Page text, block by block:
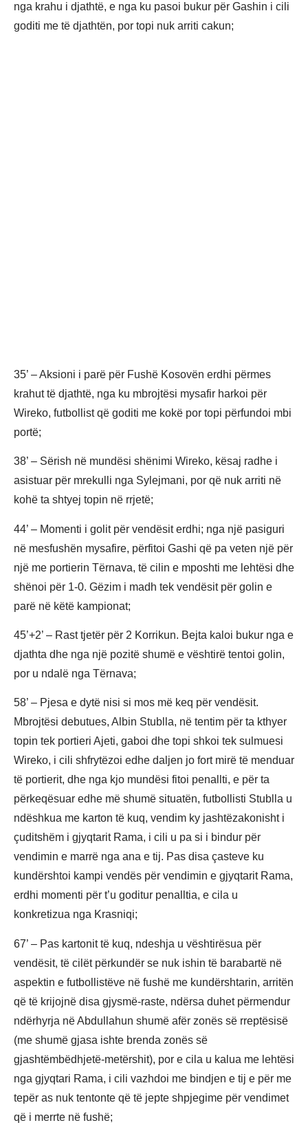
nga krahu i djathtë, e nga ku pasoi bukur për Gashin i cili
goditi me të djathtën, por topi nuk arriti cakun;
35’ – Aksioni i parë për Fushë Kosovën erdhi përmes
krahut të djathtë, nga ku mbrojtësi mysafir harkoi për
Wireko, futbollist që goditi me kokë por topi përfundoi mbi
portë;
38’ – Sërish në mundësi shënimi Wireko, kësaj radhe i
asistuar për mrekulli nga Sylejmani, por që nuk arriti në
kohë ta shtyej topin në rrjetë;
44’ – Momenti i golit për vendësit erdhi; nga një pasiguri
në mesfushën mysafire, përfitoi Gashi që pa veten një për
një me portierin Tërnava, të cilin e mposhti me lehtësi dhe
shënoi për 1-0. Gëzim i madh tek vendësit për golin e
parë në këtë kampionat;
45’+2’ – Rast tjetër për 2 Korrikun. Bejta kaloi bukur nga e
djathta dhe nga një pozitë shumë e vështirë tentoi golin,
por u ndalë nga Tërnava;
58’ – Pjesa e dytë nisi si mos më keq për vendësit.
Mbrojtësi debutues, Albin Stublla, në tentim për ta kthyer
topin tek portieri Ajeti, gaboi dhe topi shkoi tek sulmuesi
Wireko, i cili shfrytëzoi edhe daljen jo fort mirë të menduar
të portierit, dhe nga kjo mundësi fitoi penallti, e për ta
përkeqësuar edhe më shumë situatën, futbollisti Stublla u
ndëshkua me karton të kuq, vendim ky jashtëzakonisht i
çuditshëm i gjyqtarit Rama, i cili u pa si i bindur për
vendimin e marrë nga ana e tij. Pas disa çasteve ku
kundërshtoi kampi vendës për vendimin e gjyqtarit Rama,
erdhi momenti për t’u goditur penalltia, e cila u
konkretizua nga Krasniqi;
67’ – Pas kartonit të kuq, ndeshja u vështirësua për
vendësit, të cilët përkundër se nuk ishin të barabartë në
aspektin e futbollistëve në fushë me kundërshtarin, arritën
që të krijojnë disa gjysmë-raste, ndërsa duhet përmendur
ndërhyrja në Abdullahun shumë afër zonës së rreptësisë
(me shumë gjasa ishte brenda zonës së
gjashtëmbëdhjetë-metërshit), por e cila u kalua me lehtësi
nga gjyqtari Rama, i cili vazhdoi me bindjen e tij e për me
tepër as nuk tentonte që të jepte shpjegime për vendimet
që i merrte në fushë;